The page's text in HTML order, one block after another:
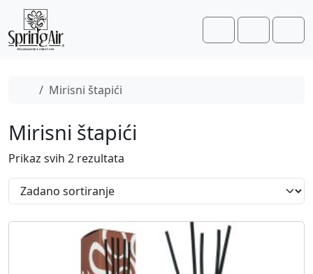
Skip to content
Skip to footer
Account
Cart
Home
Mirisni štapići
Mirisni štapići
Prikaz svih 2 rezultata